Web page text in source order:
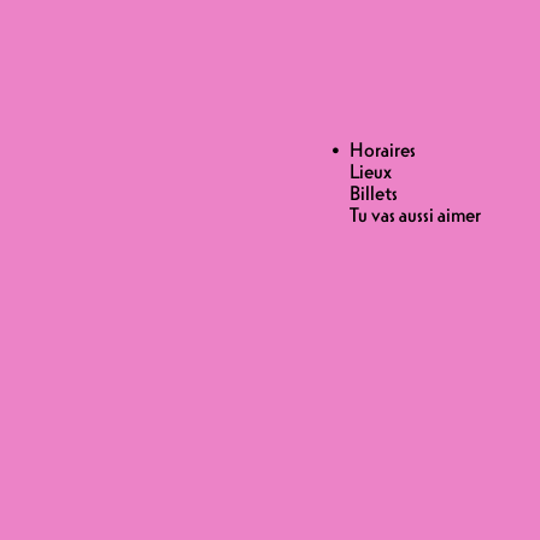
Horaires
Lieux
Billets
Tu vas aussi aimer
tests, et cela s'annonce
moins difficiles - entrecouperont